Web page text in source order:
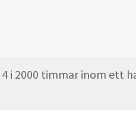
i 2000 timmar inom ett